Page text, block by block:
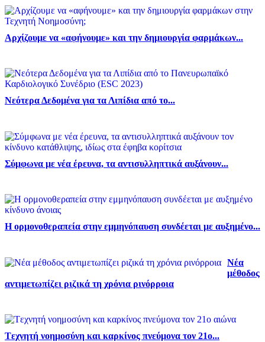
Αρχίζουμε να «αφήνουμε» και την δημιουργία φαρμάκων...
Νεότερα Δεδομένα για τα Λιπίδια από το...
Σύμφωνα με νέα έρευνα, τα αντισυλληπτικά αυξάνουν...
Η ορμονοθεραπεία στην εμμηνόπαυση συνδέεται με αυξημένο...
Νέα
μέθοδος
αντιμετωπίζει ριζικά τη χρόνια ρινόρροια
Tεχνητή νοημοσύνη και καρκίνος πνεύμονα τον 21ο...